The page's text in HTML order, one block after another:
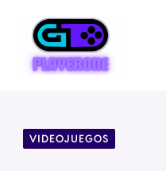
contenido
VIDEOJUEGOS